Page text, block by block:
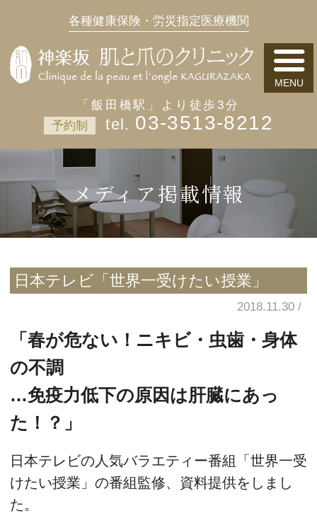
各種健康保険・労災指定医療機関
「飯田橋駅」より徒歩3分
予約制
03-3513-8212
メディア掲載情報
日本テレビ「世界一受けたい授業」
2018.11.30
「春が危ない！ニキビ・虫歯・身体
の不調
…免疫力低下の原因は肝臓にあっ
た！？」
日本テレビの人気バラエティー番組「世界一受
けたい授業」の番組監修、資料提供をしまし
た。